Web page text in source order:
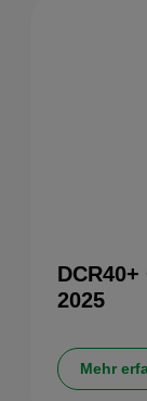
2025
Mehr